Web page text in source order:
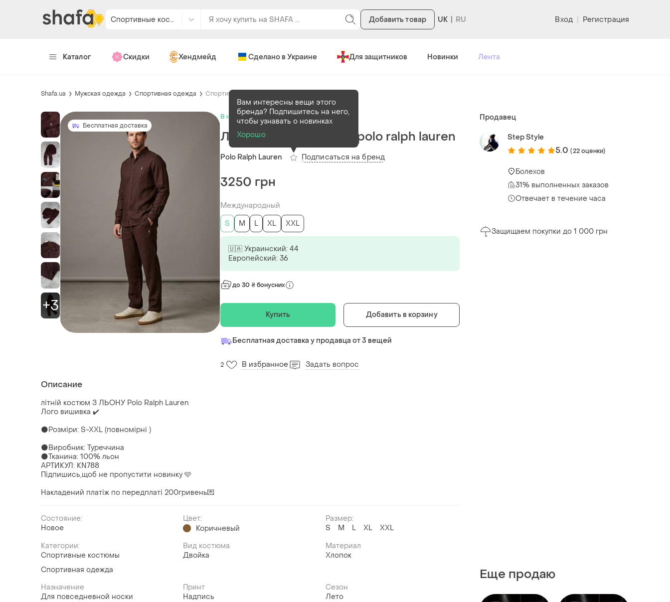
Спортивные костюмы Добавить товар UK Вход | Регистрация
Каталог Скидки Хендмейд Сделано в Украине Для защитников Новинки Лента
Shafa.ua Мужская одежда Спортивная одежда Спортивные костюмы
+3
Бесплатная доставка
В наличии5 шт
Літній костюм з льону polo ralph lauren
Polo Ralph Lauren
Вам интересны вещи этого
бренда? Подпишитесь на него,
чтобы узнавать о новинках
Хорошо
Подписаться на бренд
3250 грн
Международный
S
M L XL XXL
🇺🇦 Украинский: 44
Европейский: 36
до 30 ₴ бонусних
Купить Добавить в корзину
Бесплатная доставка у продавца от 3 вещей
2 В избранное Задать вопрос
Описание
літній костюм З ЛЬОНУ Polo Ralph Lauren
Лого вишивка ✔️
🌑Розміри: S-XXL (повномірні )
🌑Виробник: Туреччина
🌑Тканина: 100% льон
АРТИКУЛ: KN788
Підпишись,щоб не пропустити новинку 🩵
Накладений платіж по передплаті 200гривень💌
Состояние:
Новое
Цвет:
Коричневый
Размер:
S
M L XL
XXL
Категории:
Спортивные костюмы
Спортивная одежда
Вид костюма
Двойка
Материал
Хлопок
Назначение
Для повседневной носки
Принт
Надпись
Сезон
Лето
Продавец
Step Style
5.0 (22 оценки)
Болехов
31% выполненных заказов
Отвечает в течение часа
Защищаем покупки до 1 000 грн
Еще продаю